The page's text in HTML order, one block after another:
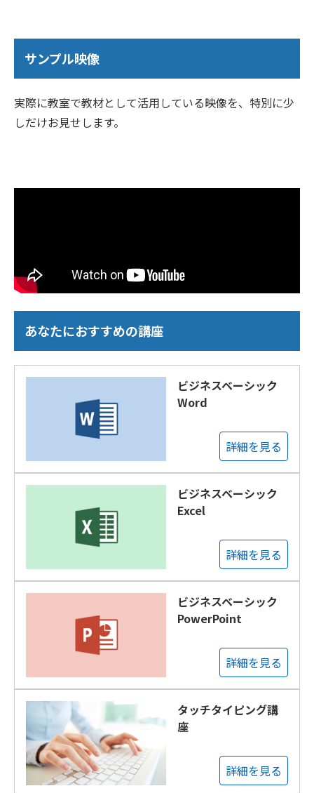
サンプル映像
実際に教室で教材として活用している映像を、特別に少
しだけお見せします。
あなたにおすすめの講座
ビジネスベーシック
Word
詳細を見る
ビジネスベーシック
Excel
詳細を見る
ビジネスベーシック
PowerPoint
詳細を見る
タッチタイピング講
座
詳細を見る